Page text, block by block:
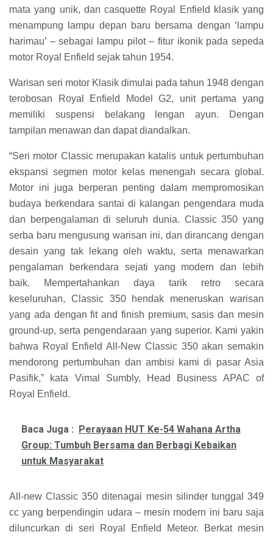
mata yang unik, dan casquette Royal Enfield klasik yang
menampung lampu depan baru bersama dengan ‘lampu
harimau’ – sebagai lampu pilot – fitur ikonik pada sepeda
motor Royal Enfield sejak tahun 1954.
Warisan seri motor Klasik dimulai pada tahun 1948 dengan
terobosan Royal Enfield Model G2, unit pertama yang
memiliki suspensi belakang lengan ayun. Dengan
tampilan menawan dan dapat diandalkan.
“Seri motor Classic merupakan katalis untuk pertumbuhan
ekspansi segmen motor kelas menengah secara global.
Motor ini juga berperan penting dalam mempromosikan
budaya berkendara santai di kalangan pengendara muda
dan berpengalaman di seluruh dunia. Classic 350 yang
serba baru mengusung warisan ini, dan dirancang dengan
desain yang tak lekang oleh waktu, serta menawarkan
pengalaman berkendara sejati yang modern dan lebih
baik. Mempertahankan daya tarik retro secara
keseluruhan, Classic 350 hendak meneruskan warisan
yang ada dengan fit and finish premium, sasis dan mesin
ground-up, serta pengendaraan yang superior. Kami yakin
bahwa Royal Enfield All-New Classic 350 akan semakin
mendorong pertumbuhan dan ambisi kami di pasar Asia
Pasifik,” kata Vimal Sumbly, Head Business APAC of
Royal Enfield.
Baca Juga : Perayaan HUT Ke-54 Wahana Artha
Group: Tumbuh Bersama dan Berbagi Kebaikan
untuk Masyarakat
All-new Classic 350 ditenagai mesin silinder tunggal 349
cc yang berpendingin udara – mesin modern ini baru saja
diluncurkan di seri Royal Enfield Meteor. Berkat mesin